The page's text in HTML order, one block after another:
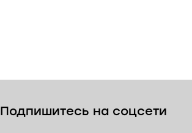
Подпишитесь на соцсети